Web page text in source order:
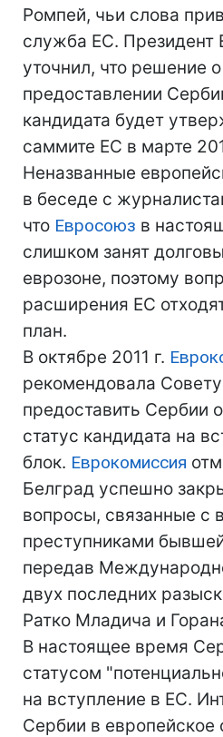
Ромпей, чьи слова
служба ЕС. Президент
уточнил, что решение о
предоставлении
кандидата будет
саммите ЕС в марте
Неназванные
в беседе с
что Евросоюз в
слишком занят
еврозоне, поэтому
расширения ЕС
план.
В октябре 2011 г.
рекомендовала
предоставить Сербии
статус кандидата на
блок. Еврокомиссия
Белград успешно
вопросы, связанные с
преступниками
передав
двух последних
Ратко Младича и
В настоящее время
статусом
на вступление в ЕС.
Сербии в европейское